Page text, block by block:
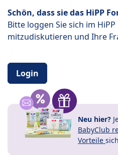
Schön, dass sie das HiPP
Bitte loggen Sie sich im
mitzudiskutieren und Ihre
Login
Neu hier?
BabyClub
Vorteile